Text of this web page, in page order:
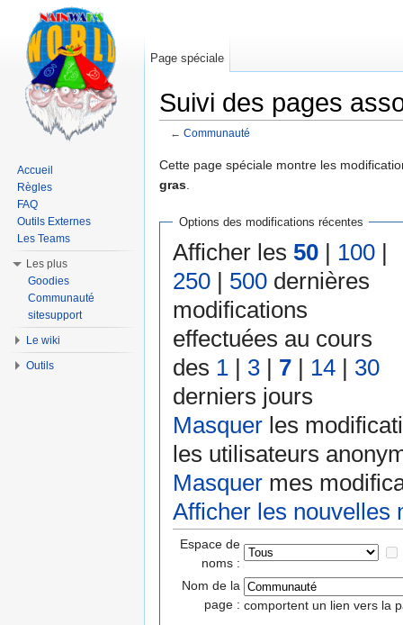
Suivi des pages
← Communauté
Cette page spéciale montre les
gras
Options des modifications récentes
Afficher les 50 | 100 |
250 | 500 dernières
modifications
effectuées au cours
des 1 | 3 | 7 | 14 | 30
derniers jours
Masquer les
les utilisateurs
Masquer mes
Afficher les nouvelles
Espace de
noms :
Nom de la
page : comportent un lien vers la
Page spéciale
Accueil
Règles
FAQ
Outils Externes
Les Teams
Les plus
Goodies
Communauté
sitesupport
Le wiki
Outils